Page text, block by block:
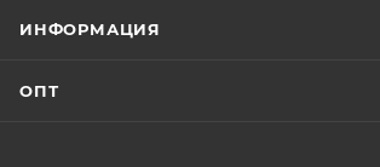
ИНФОРМАЦИЯ
ОПТ